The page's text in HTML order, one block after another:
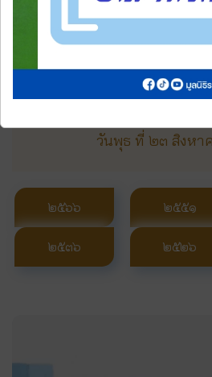
ราชประชานุเคราะห์ ในพระบ
โรงเรียนราชประชา
เจ้าหน้าที่และอาสาสมัครมูลนิธิ ฯ
และผู้มีอุปการคุณต่
ในโอกาสที่มูลนิธิราชประชานุเค
ปี ณ ศาลาดุสิดาลัย สวนจิตรล
วันพุธ ที่ ๒๓ สิงหา
๒๕๖๖ ๒๕๕๑
๒๕๓๖ ๒๕๒๖